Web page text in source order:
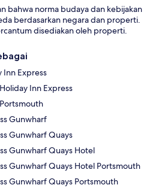
bahwa norma budaya dan kebijakan
berdasarkan negara dan properti.
disediakan oleh properti.
Inn Express
Inn Express
Gunwharf
Gunwharf Quays
Gunwharf Quays Hotel
Gunwharf Quays Hotel Portsmouth
Gunwharf Quays Portsmouth